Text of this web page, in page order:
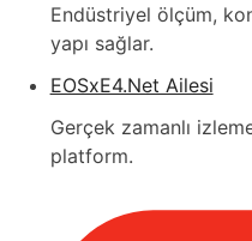
Endüstriyel ölçüm,
yapı sağlar.
EOSxE4.Net Ailesi
Gerçek zamanlı
platform.